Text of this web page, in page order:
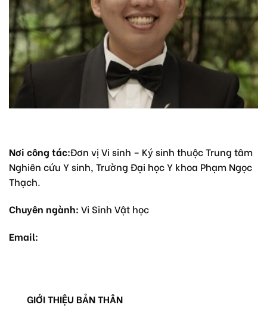
Nơi công tác:Đơn vị Vi sinh – Ký sinh thuộc Trung tâm
Nghiên cứu Y sinh, Trường Đại học Y khoa Phạm Ngọc
Thạch.
Chuyên ngành: Vi Sinh Vật học
Email:
GIỚI THIỆU BẢN THÂN